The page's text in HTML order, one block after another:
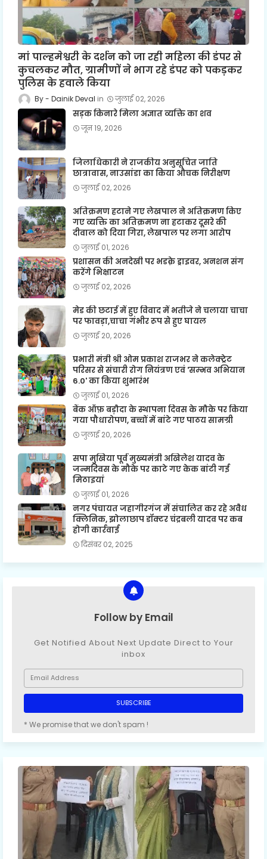
मां पाल्हमेश्वरी के दर्शन को जा रही महिला की डंपर से
कुचलकर मौत, ग्रामीणों ने भाग रहे डंपर को पकड़कर
पुलिस के हवाले किया
Dainik Deval जुलाई 02, 2026
सड़क किनारे मिला अज्ञात व्यक्ति का शव
जून 19, 2026
जिलाधिकारी ने राजकीय अनुसूचित जाति
छात्रावास, नाउसांडा का किया औचक निरीक्षण
जुलाई 02, 2026
अतिक्रमण हटाने गए लेखपाल ने अतिक्रमण किए
गए व्यक्ति का अतिक्रमण ना हटाकर दूसरे की
दीवाल को दिया गिरा, लेखपाल पर लगा आरोप
जुलाई 01, 2026
प्रशासन की अनदेखी पर भडक़े ड्राइवर, अनशन संग
करेंगे भिक्षाटन
जुलाई 02, 2026
मेड की छटाई में हुए विवाद में भतीजे ने चलाया चाचा
पर फावड़ा,चाचा गंभीर रूप से हुए घायल
जुलाई 20, 2026
प्रभारी मंत्री श्री ओम प्रकाश राजभर ने कलेक्ट्रेट
परिसर से संचारी रोग नियंत्रण एवं 'सम्भव अभियान
6.0' का किया शुभारंभ
जुलाई 01, 2026
बैंक ऑफ़ बड़ौदा के स्थापना दिवस के मौके पर किया
गया पौधारोपण, बच्चों में बांटे गए पाठय सामग्री
जुलाई 20, 2026
सपा मुखिया पूर्व मुख्यमंत्री अखिलेश यादव के
जन्मदिवस के मौके पर काटे गए केक बांटी गई
मिठाइयां
जुलाई 01, 2026
नगर पंचायत जहागीरगंज में संचालित कर रहे अवैध
क्लिनिक, झोलाछाप डॉक्टर चंद्रबली यादव पर कब
होगी कार्रवाई
दिसंबर 02, 2025
Follow by Email
Get Notified About Next Update Direct to Your
inbox
* We promise that we don't spam !